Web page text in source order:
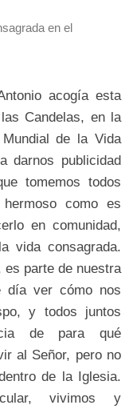
en el
acogía esta
Candelas, en la
de la Vida
darnos publicidad
tomemos todos
como es
en comunidad,
vida consagrada.
parte de nuestra
día ver cómo nos
y todos juntos
de para qué
al Señor, pero no
de la Iglesia.
vivimos y